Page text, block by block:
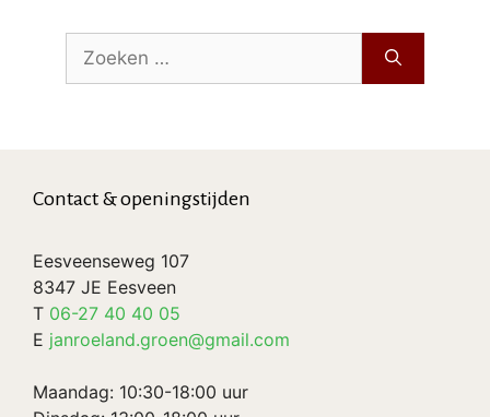
naar:
Contact & openingstijden
Eesveenseweg 107
8347 JE Eesveen
T 06-27 40 40 05
E janroeland.groen@gmail.com
Maandag: 10:30-18:00 uur